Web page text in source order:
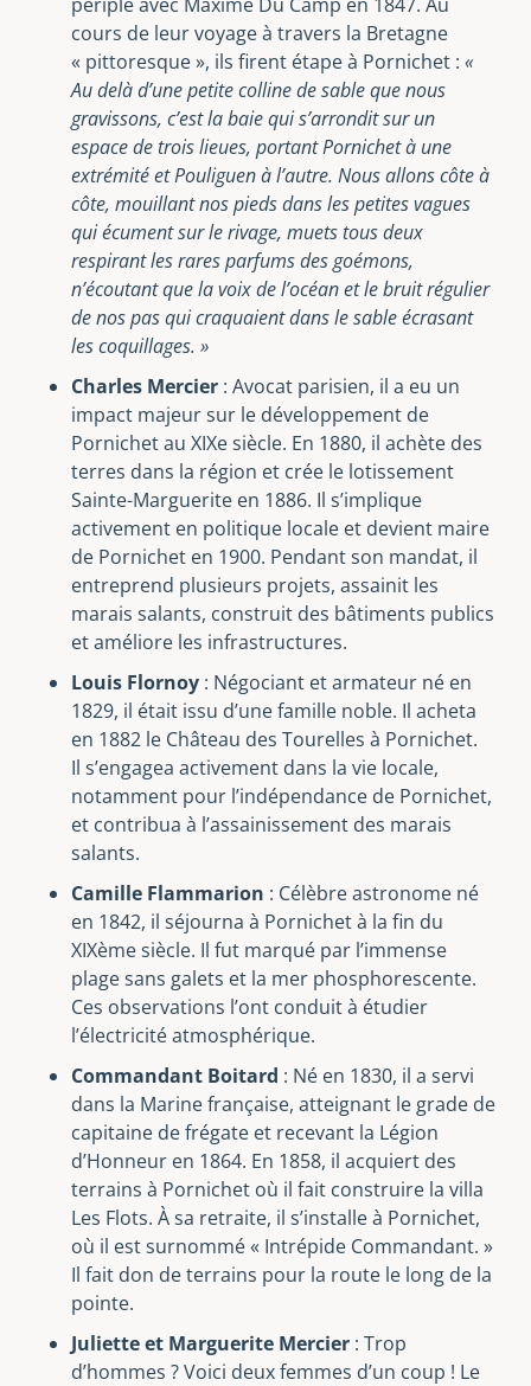
cours de leur voyage à travers la Bretagne
« pittoresque », ils firent étape à Pornichet : «
Au delà d’une petite colline de sable que nous
gravissons, c’est la baie qui s’arrondit sur un
espace de trois lieues, portant Pornichet à une
extrémité et Pouliguen à l’autre. Nous allons côte à
côte, mouillant nos pieds dans les petites vagues
qui écument sur le rivage, muets tous deux
respirant les rares parfums des goémons,
n’écoutant que la voix de l’océan et le bruit régulier
de nos pas qui craquaient dans le sable écrasant
les coquillages. »
Charles Mercier : Avocat parisien, il a eu un
impact majeur sur le développement de
Pornichet au XIXe siècle. En 1880, il achète des
terres dans la région et crée le lotissement
Sainte-Marguerite en 1886. Il s’implique
activement en politique locale et devient maire
de Pornichet en 1900. Pendant son mandat, il
entreprend plusieurs projets, assainit les
marais salants, construit des bâtiments publics
et améliore les infrastructures.
Louis Flornoy : Négociant et armateur né en
1829, il était issu d’une famille noble. Il acheta
en 1882 le Château des Tourelles à Pornichet.
Il s’engagea activement dans la vie locale,
notamment pour l’indépendance de Pornichet,
et contribua à l’assainissement des marais
salants.
Camille Flammarion : Célèbre astronome né
en 1842, il séjourna à Pornichet à la fin du
XIXème siècle. Il fut marqué par l’immense
plage sans galets et la mer phosphorescente.
Ces observations l’ont conduit à étudier
l’électricité atmosphérique.
Commandant Boitard : Né en 1830, il a servi
dans la Marine française, atteignant le grade de
capitaine de frégate et recevant la Légion
d’Honneur en 1864. En 1858, il acquiert des
terrains à Pornichet où il fait construire la villa
Les Flots. À sa retraite, il s’installe à Pornichet,
où il est surnommé « Intrépide Commandant. »
Il fait don de terrains pour la route le long de la
pointe.
Juliette et Marguerite Mercier : Trop
d’hommes ? Voici deux femmes d’un coup ! Le